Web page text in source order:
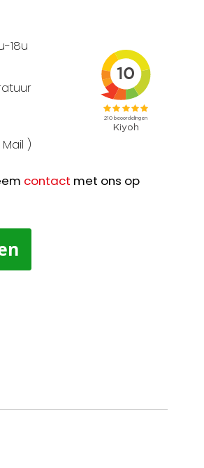
18u
)
contact met ons op